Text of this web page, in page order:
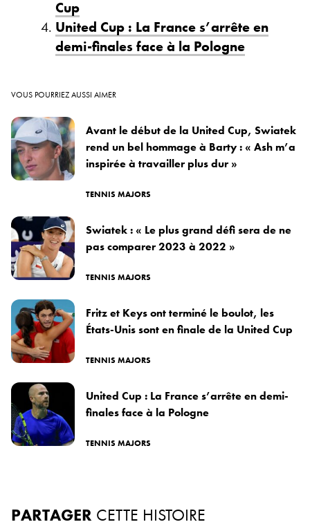
Cup
United Cup : La France s’arrête en
demi-finales face à la Pologne
VOUS POURRIEZ AUSSI AIMER
Avant le début de la United Cup, Swiatek
rend un bel hommage à Barty : « Ash m’a
inspirée à travailler plus dur »
TENNIS MAJORS
Swiatek : « Le plus grand défi sera de ne
pas comparer 2023 à 2022 »
TENNIS MAJORS
Fritz et Keys ont terminé le boulot, les
États-Unis sont en finale de la United Cup
TENNIS MAJORS
United Cup : La France s’arrête en demi-
finales face à la Pologne
TENNIS MAJORS
PARTAGER CETTE HISTOIRE